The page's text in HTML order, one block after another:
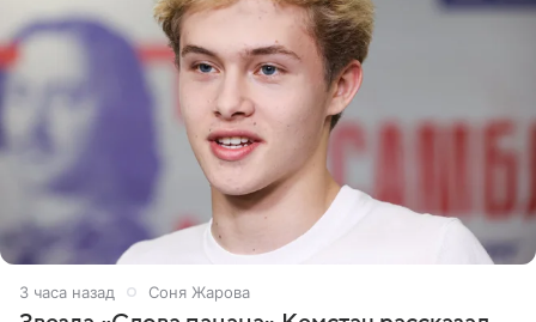
3 часа назад Соня Жарова